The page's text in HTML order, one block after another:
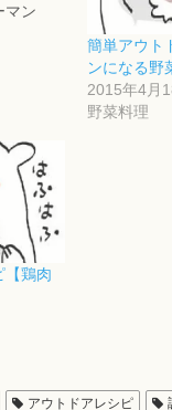
マン
簡単アウト
ンになる野
2015年4月
野菜料理
【鶏肉
アウトドアレシピ